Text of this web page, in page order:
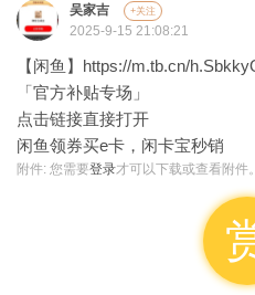
吴家吉 +关注
2025-9-15 21:08:21
【闲鱼】https://m.tb.cn/
「官方补贴专场」
点击链接直接打开
闲鱼领券买e卡，闲卡宝秒销
附件: 您需要登录才可以下载或查看附件